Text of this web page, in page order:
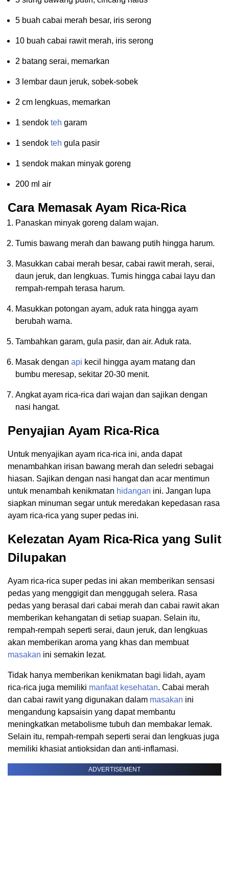
5 buah cabai merah besar, iris serong
10 buah cabai rawit merah, iris serong
2 batang serai, memarkan
3 lembar daun jeruk, sobek-sobek
2 cm lengkuas, memarkan
1 sendok teh garam
1 sendok teh gula pasir
1 sendok makan minyak goreng
200 ml air
Cara Memasak Ayam Rica-Rica
Panaskan minyak goreng dalam wajan.
Tumis bawang merah dan bawang putih hingga harum.
Masukkan cabai merah besar, cabai rawit merah, serai,
daun jeruk, dan lengkuas. Tumis hingga cabai layu dan
rempah-rempah terasa harum.
Masukkan potongan ayam, aduk rata hingga ayam
berubah warna.
Tambahkan garam, gula pasir, dan air. Aduk rata.
Masak dengan api kecil hingga ayam matang dan
bumbu meresap, sekitar 20-30 menit.
Angkat ayam rica-rica dari wajan dan sajikan dengan
nasi hangat.
Penyajian Ayam Rica-Rica
Untuk menyajikan ayam rica-rica ini, anda dapat
menambahkan irisan bawang merah dan seledri sebagai
hiasan. Sajikan dengan nasi hangat dan acar mentimun
untuk menambah kenikmatan hidangan ini. Jangan lupa
siapkan minuman segar untuk meredakan kepedasan rasa
ayam rica-rica yang super pedas ini.
Kelezatan Ayam Rica-Rica yang Sulit
Dilupakan
Ayam rica-rica super pedas ini akan memberikan sensasi
pedas yang menggigit dan menggugah selera. Rasa
pedas yang berasal dari cabai merah dan cabai rawit akan
memberikan kehangatan di setiap suapan. Selain itu,
rempah-rempah seperti serai, daun jeruk, dan lengkuas
akan memberikan aroma yang khas dan membuat
masakan ini semakin lezat.
Tidak hanya memberikan kenikmatan bagi lidah, ayam
rica-rica juga memiliki manfaat kesehatan. Cabai merah
dan cabai rawit yang digunakan dalam masakan ini
mengandung kapsaisin yang dapat membantu
meningkatkan metabolisme tubuh dan membakar lemak.
Selain itu, rempah-rempah seperti serai dan lengkuas juga
memiliki khasiat antioksidan dan anti-inflamasi.
ADVERTISEMENT